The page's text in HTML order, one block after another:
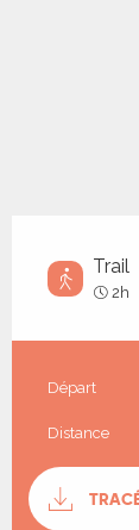
Trail
2h
Départ
Distance